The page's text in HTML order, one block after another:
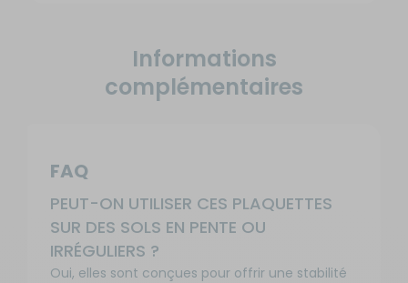
Informations
complémentaires
FAQ
PEUT-ON UTILISER CES PLAQUETTES
SUR DES SOLS EN PENTE OU
IRRÉGULIERS ?
Oui, elles sont conçues pour offrir une stabilité